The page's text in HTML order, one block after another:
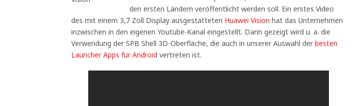
den ersten Ländern veröffentlicht werden soll. Ein erstes Video
des mit einem 3,7 Zoll Display ausgestatteten Huawei Vision hat das Unternehmen
inzwischen in den eigenen Youtube-Kanal eingestellt. Darin gezeigt wird u. a. die
Verwendung der SPB Shell 3D-Oberfläche, die auch in unserer Auswahl der besten
Launcher Apps für Android vertreten ist.